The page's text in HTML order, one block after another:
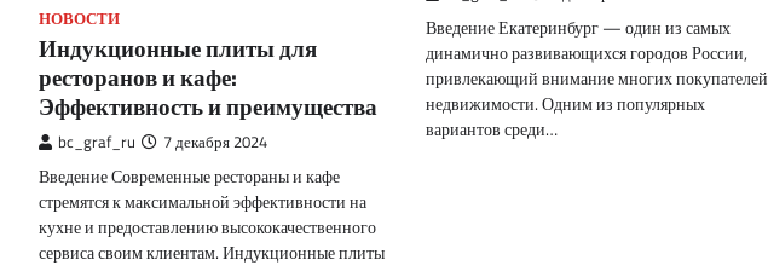
НОВОСТИ
Индукционные плиты для
ресторанов и кафе:
Эффективность и преимущества
bc_graf_ru 7 декабря 2024
Введение Современные рестораны и кафе
стремятся к максимальной эффективности на
кухне и предоставлению высококачественного
сервиса своим клиентам. Индукционные плиты
Введение Екатеринбург — один из самых
динамично развивающихся городов России,
привлекающий внимание многих покупателей
недвижимости. Одним из популярных
вариантов среди…